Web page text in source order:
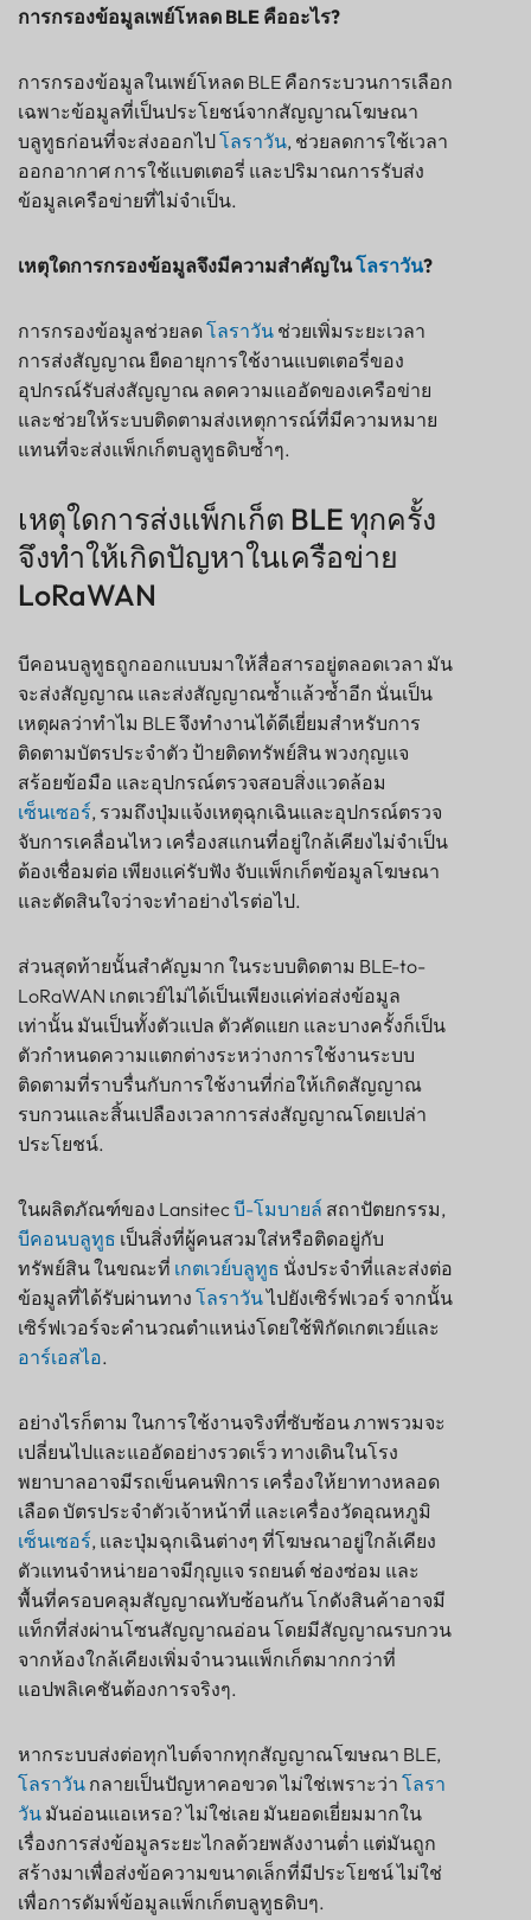
วิธีการสร้างระบบติดตาม BLE-to-LoRaWAN ที่ปรับ
คำถามที่พบบ่อย
เกี่ยวกับการกรองข้อมูลเพย์โหลด BLE
การกรองข้อมูลเพย์โหลด BLE คืออะไร?
การกรองข้อมูลในเพย์โหลด BLE คือกระบวนการเลือก
เฉพาะข้อมูลที่เป็นประโยชน์จากสัญญาณโฆษณา
บลูทูธก่อนที่จะส่งออกไปโลราวัน, ช่วยลดการใช้เวลา
ออกอากาศ การใช้แบตเตอรี่ และปริมาณการรับส่ง
ข้อมูลเครือข่ายที่ไม่จำเป็น.
เหตุใดการกรองข้อมูลจึงมีความสำคัญในโลราวัน?
การกรองข้อมูลช่วยลดโลราวัน ช่วยเพิ่มระยะเวลา
การส่งสัญญาณ ยืดอายุการใช้งานแบตเตอรี่ของ
อุปกรณ์รับส่งสัญญาณ ลดความแออัดของเครือข่าย
และช่วยให้ระบบติดตามส่งเหตุการณ์ที่มีความหมาย
แทนที่จะส่งแพ็กเก็ตบลูทูธดิบซ้ำๆ.
เหตุใดการส่งแพ็กเก็ต BLE ทุกครั้ง
จึงทำให้เกิดปัญหาในเครือข่าย
LoRaWAN
บีคอนบลูทูธถูกออกแบบมาให้สื่อสารอยู่ตลอดเวลา มัน
จะส่งสัญญาณ และส่งสัญญาณซ้ำแล้วซ้ำอีก นั่นเป็น
เหตุผลว่าทำไม BLE จึงทำงานได้ดีเยี่ยมสำหรับการ
ติดตามบัตรประจำตัว ป้ายติดทรัพย์สิน พวงกุญแจ
สร้อยข้อมือ และอุปกรณ์ตรวจสอบสิ่งแวดล้อม
เซ็นเซอร์, รวมถึงปุ่มแจ้งเหตุฉุกเฉินและอุปกรณ์ตรวจ
จับการเคลื่อนไหว เครื่องสแกนที่อยู่ใกล้เคียงไม่จำเป็น
ต้องเชื่อมต่อ เพียงแค่รับฟัง จับแพ็กเก็ตข้อมูลโฆษณา
และตัดสินใจว่าจะทำอย่างไรต่อไป.
ส่วนสุดท้ายนั้นสำคัญมาก ในระบบติดตาม BLE-to-
LoRaWAN เกตเวย์ไม่ได้เป็นเพียงแค่ท่อส่งข้อมูล
เท่านั้น มันเป็นทั้งตัวแปล ตัวคัดแยก และบางครั้งก็เป็น
ตัวกำหนดความแตกต่างระหว่างการใช้งานระบบ
ติดตามที่ราบรื่นกับการใช้งานที่ก่อให้เกิดสัญญาณ
รบกวนและสิ้นเปลืองเวลาการส่งสัญญาณโดยเปล่า
ประโยชน์.
ในผลิตภัณฑ์ของ Lansitecบี-โมบายล์ สถาปัตยกรรม,
บีคอนบลูทูธ เป็นสิ่งที่ผู้คนสวมใส่หรือติดอยู่กับ
ทรัพย์สิน ในขณะที่ เกตเวย์บลูทูธ นั่งประจำที่และส่งต่อ
ข้อมูลที่ได้รับผ่านทาง โลราวันไปยังเซิร์ฟเวอร์ จากนั้น
เซิร์ฟเวอร์จะคำนวณตำแหน่งโดยใช้พิกัดเกตเวย์และ
อาร์เอสไอ.
อย่างไรก็ตาม ในการใช้งานจริงที่ซับซ้อน ภาพรวมจะ
เปลี่ยนไปและแออัดอย่างรวดเร็ว ทางเดินในโรง
พยาบาลอาจมีรถเข็นคนพิการ เครื่องให้ยาทางหลอด
เลือด บัตรประจำตัวเจ้าหน้าที่ และเครื่องวัดอุณหภูมิ
เซ็นเซอร์, และปุ่มฉุกเฉินต่างๆ ที่โฆษณาอยู่ใกล้เคียง
ตัวแทนจำหน่ายอาจมีกุญแจ รถยนต์ ช่องซ่อม และ
พื้นที่ครอบคลุมสัญญาณทับซ้อนกัน โกดังสินค้าอาจมี
แท็กที่ส่งผ่านโซนสัญญาณอ่อน โดยมีสัญญาณรบกวน
จากห้องใกล้เคียงเพิ่มจำนวนแพ็กเก็ตมากกว่าที่
แอปพลิเคชันต้องการจริงๆ.
หากระบบส่งต่อทุกไบต์จากทุกสัญญาณโฆษณา BLE,
โลราวัน กลายเป็นปัญหาคอขวด ไม่ใช่เพราะว่า โลรา
วัน มันอ่อนแอเหรอ? ไม่ใช่เลย มันยอดเยี่ยมมากใน
เรื่องการส่งข้อมูลระยะไกลด้วยพลังงานต่ำ แต่มันถูก
สร้างมาเพื่อส่งข้อความขนาดเล็กที่มีประโยชน์ ไม่ใช่
เพื่อการดัมพ์ข้อมูลแพ็กเก็ตบลูทูธดิบๆ.